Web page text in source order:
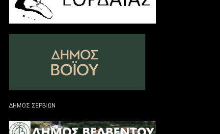
ΔΗΜΟΣ ΣΕΡΒΙΩΝ